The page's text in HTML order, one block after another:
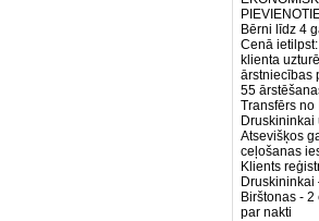
Bērni līdz 4
Cenā ietilpst:
klienta
ārstniecības
55
Transfērs no
Druskininkai
Atsevišķos
ceļošanas
Klients
Birštonas -
par nakti